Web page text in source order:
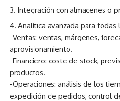
Integración con almacenes o
Analítica avanzada para todas
-Ventas: ventas, márgenes,
aprovisionamiento.
-Financiero: coste de stock,
productos.
-Operaciones: análisis de los
expedición de pedidos, control